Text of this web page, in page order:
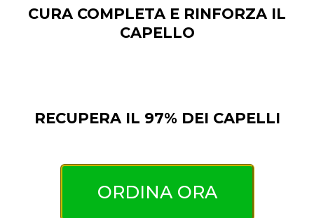
CURA COMPLETA E RINFORZA IL
CAPELLO
RECUPERA IL 97% DEI CAPELLI
ORDINA ORA